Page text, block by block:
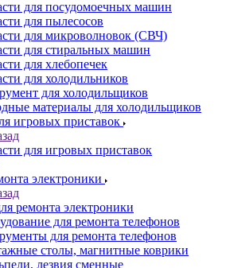
для пылесосов
для микроволновок (СВЧ)
для стиральных машин
для хлебопечек
для холодильников
для холодильщиков
материалы для холодильщиков
игровых приставок
для игровых приставок
электроники
ремонта электроники
для ремонта телефонов
для ремонта телефонов
столы, магнитные коврики
лезвия сменные